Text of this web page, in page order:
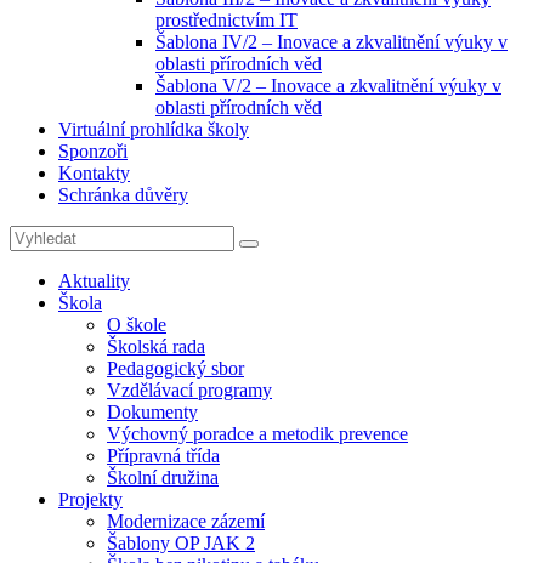
prostřednictvím IT
Šablona IV/2 – Inovace a zkvalitnění výuky v
oblasti přírodních věd
Šablona V/2 – Inovace a zkvalitnění výuky v
oblasti přírodních věd
Virtuální prohlídka školy
Sponzoři
Kontakty
Schránka důvěry
Search
for:
Search
Aktuality
Škola
O škole
Školská rada
Pedagogický sbor
Vzdělávací programy
Dokumenty
Výchovný poradce a metodik prevence
Přípravná třída
Školní družina
Projekty
Modernizace zázemí
Šablony OP JAK 2